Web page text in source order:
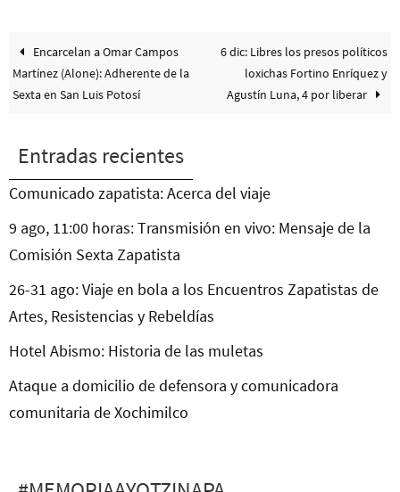
Encarcelan a Omar Campos
Martínez (Alone): Adherente de la
Sexta en San Luis Potosí
6 dic: Libres los presos políticos
loxichas Fortino Enríquez y
Agustín Luna, 4 por liberar
Entradas recientes
Comunicado zapatista: Acerca del viaje
9 ago, 11:00 horas: Transmisión en vivo: Mensaje de la
Comisión Sexta Zapatista
26-31 ago: Viaje en bola a los Encuentros Zapatistas de
Artes, Resistencias y Rebeldías
Hotel Abismo: Historia de las muletas
Ataque a domicilio de defensora y comunicadora
comunitaria de Xochimilco